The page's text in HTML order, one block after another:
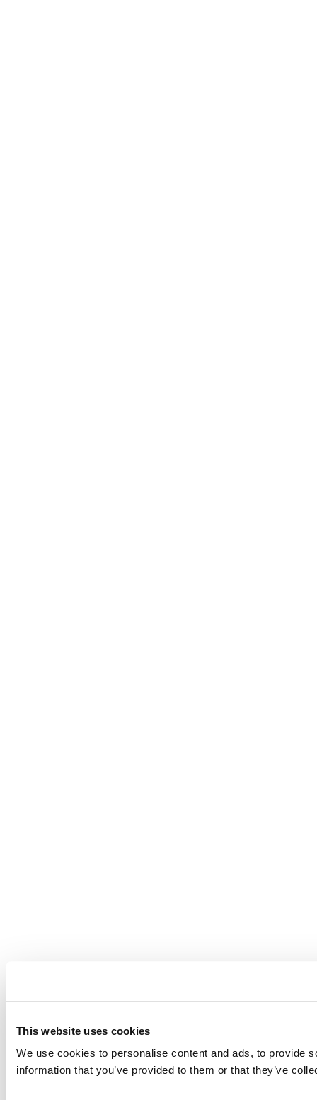
This website uses cookies
We use cookies to personalise content and ads, to provide
information that you’ve provided to them or that they’ve